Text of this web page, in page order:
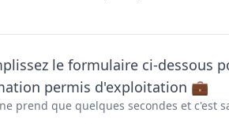
le formulaire ci-dessous
permis d'exploitation 💼
prend que quelques secondes et c'est